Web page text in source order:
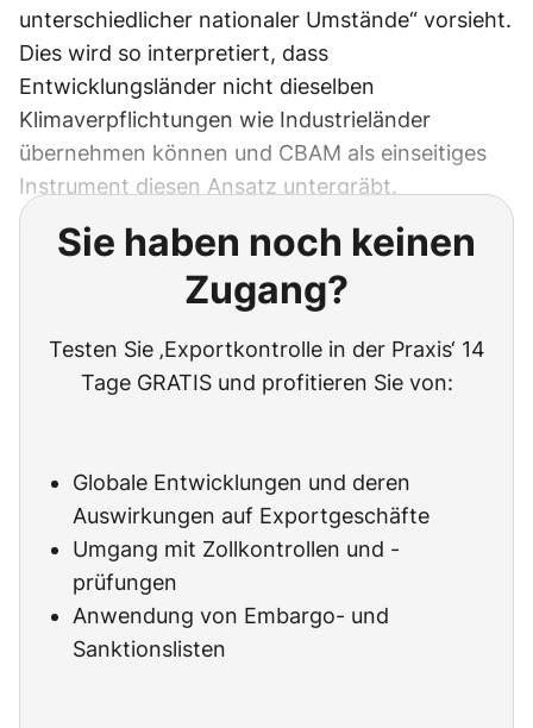
unterschiedlicher nationaler Umstände“ vorsieht.
Dies wird so interpretiert, dass
Entwicklungsländer nicht dieselben
Klimaverpflichtungen wie Industrieländer
übernehmen können und CBAM als einseitiges
Instrument diesen Ansatz untergräbt.
Sie haben noch keinen
Zugang?
Testen Sie ‚Exportkontrolle in der Praxis‘ 14
Tage GRATIS und profitieren Sie von:
Globale Entwicklungen und deren
Auswirkungen auf Exportgeschäfte
Umgang mit Zollkontrollen und -
prüfungen
Anwendung von Embargo- und
Sanktionslisten